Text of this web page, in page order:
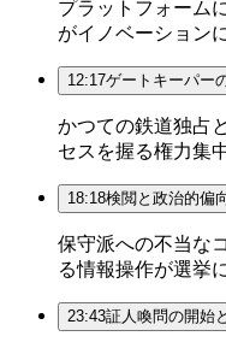
プラットフォーム
がイノベーション
12:17ゲートキーパー
かつての鉄道独占
セスを握る権力集
18:18検閲と政治的偏
保守派への不当な
る情報操作が選挙
23:43証人喚問の開始